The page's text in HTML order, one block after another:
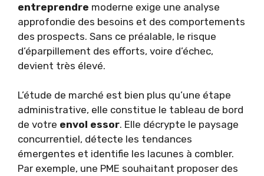
entreprendre moderne exige une analyse
approfondie des besoins et des comportements
des prospects. Sans ce préalable, le risque
d’éparpillement des efforts, voire d’échec,
devient très élevé.
L’étude de marché est bien plus qu’une étape
administrative, elle constitue le tableau de bord
de votre envol essor. Elle décrypte le paysage
concurrentiel, détecte les tendances
émergentes et identifie les lacunes à combler.
Par exemple, une PME souhaitant proposer des